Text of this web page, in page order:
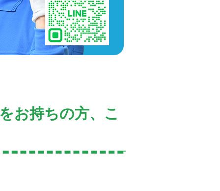
お持ちの方、こ